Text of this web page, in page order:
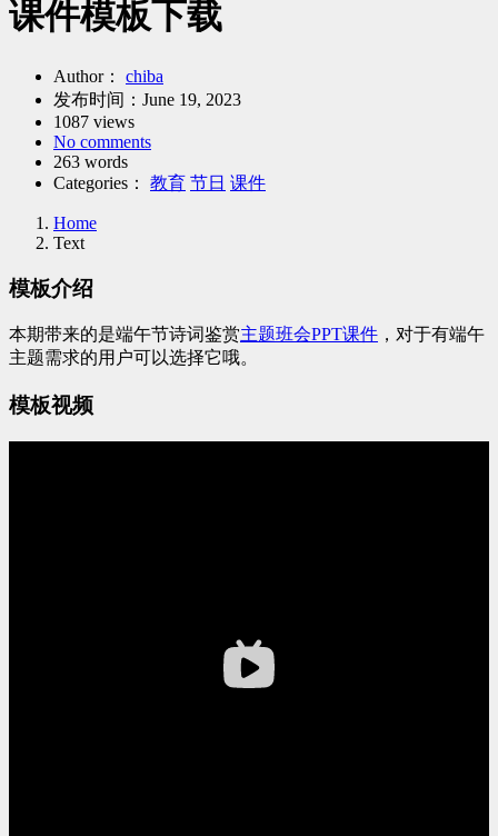
课件模板下载
Author：
chiba
发布时间： June 19, 2023
1087 views
No comments
263 words
Categories：
教育 节日 课件
Home
Text
模板介绍
本期带来的是端午节诗词鉴赏主题班会PPT课件 ，对于有端午
主题需求的用户可以选择它哦。
模板视频